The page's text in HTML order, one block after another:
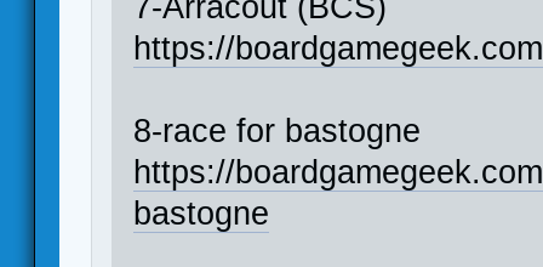
https://
8-race for bastogne
https://
bastogne